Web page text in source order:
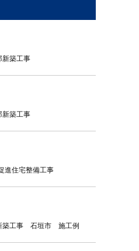
築工事
築工事
進住宅整備工事
築工事 石垣市 施工例